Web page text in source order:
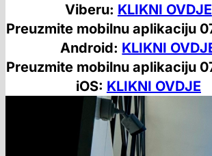
Viberu: KLIKNI OVDJE
Preuzmite mobilnu aplikaciju
Android: KLIKNI
Preuzmite mobilnu aplikaciju
iOS: KLIKNI OVDJE